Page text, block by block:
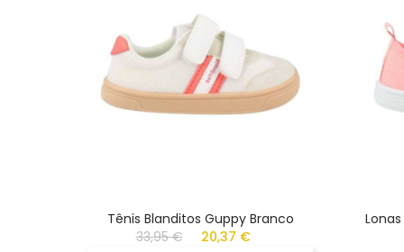
Tênis Blanditos Guppy Branco
33,95 €
20,37 €